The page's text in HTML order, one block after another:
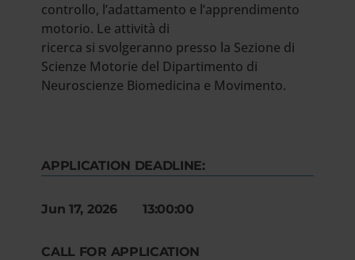
controllo, l’adattamento e l’apprendimento
motorio. Le attività di
ricerca si svolgeranno presso la Sezione di
Scienze Motorie del Dipartimento di
Neuroscienze Biomedicina e Movimento.
APPLICATION DEADLINE:
Jun 17, 2026 13:00:00
CALL FOR APPLICATION